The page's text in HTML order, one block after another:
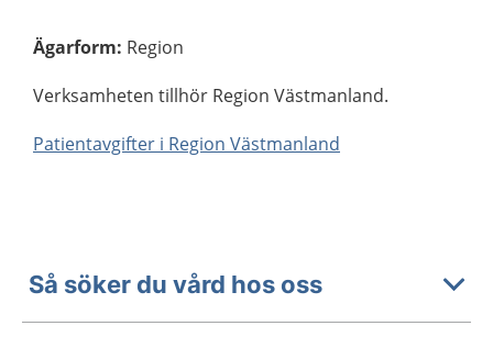
Ägarform: Region
Verksamheten tillhör Region Västmanland.
Patientavgifter i Region Västmanland
Så söker du vård hos oss